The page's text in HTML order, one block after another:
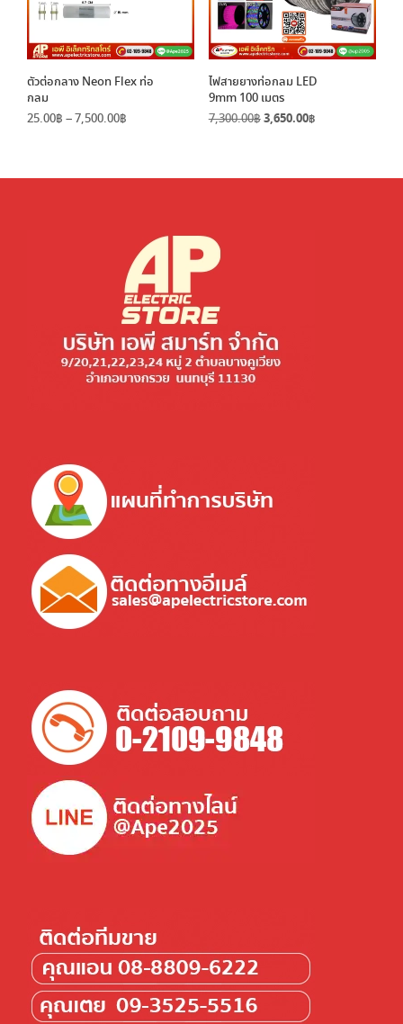
ตัวต่อกลาง Neon Flex ท่อ
กลม
25.00฿ –7,500.00฿
ไฟสายยางท่อกลม LED
9mm 100 เมตร
7,300.00฿Original
3,650.00฿Current